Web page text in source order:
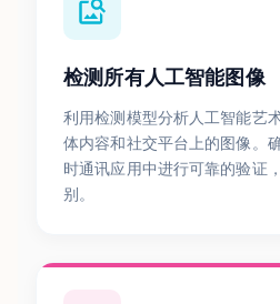
检测所有人工智能图像
利用检测模型分析人工智能艺
体内容和社交平台上的图像。
时通讯应用中进行可靠的验证
别。